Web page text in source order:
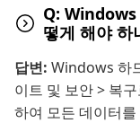
Q: Windows
떻게 해야 하
답변: Windows 하
이트 및 보안 > 복
하여 모든 데이터